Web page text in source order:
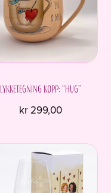
Lykketegning kopp: “Hug”
kr299,00